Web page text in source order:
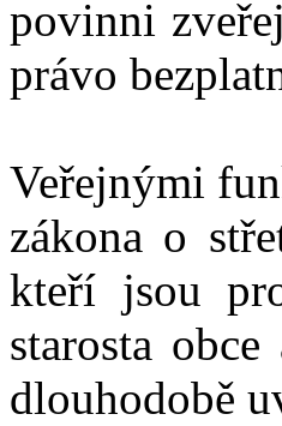
povinni
právo
Veřejnými
zákona o
kteří jsou
starosta
dlouhodobě